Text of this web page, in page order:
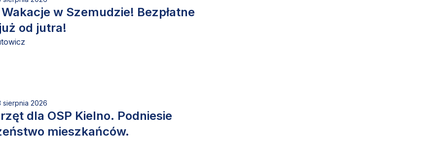
w Szemudzie! Bezpłatne
od jutra!
sierpnia 2026
dla OSP Kielno. Podniesie
mieszkańców.